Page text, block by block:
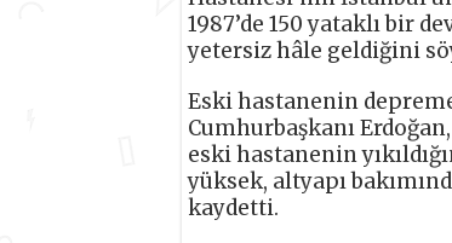
1987’de 150 yataklı bir
yetersiz hâle geldiğini
Eski hastanenin
Cumhurbaşkanı
eski hastanenin
yüksek, altyapı
kaydetti.